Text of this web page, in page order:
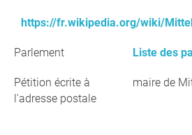
https://fr.wikipedia.org/wiki/
Parlement Liste des
Pétition écrite à
l'adresse postale
maire de